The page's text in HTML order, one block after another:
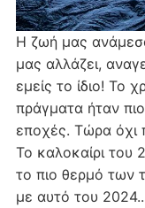
Η ζωή μας
μας αλλάζει,
εμείς το ίδιο! Το
πράγματα ήταν
εποχές. Τώρα όχι
Το καλοκαίρι του
το πιο θερμό των
με αυτό του